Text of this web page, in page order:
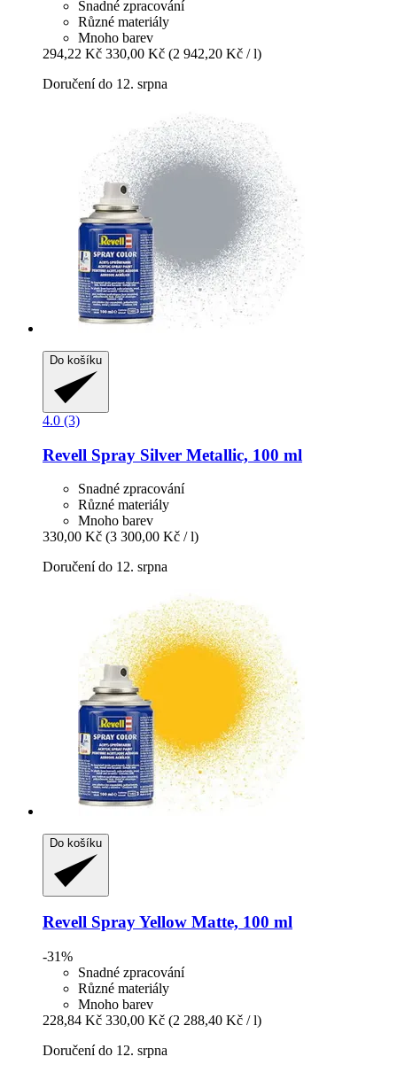
Snadné zpracování
Různé materiály
Mnoho barev
294,22 Kč 330,00 Kč (2 942,20 Kč / l)
Doručení do 12. srpna
Do košíku
4.0 (3)
Revell Spray Silver Metallic, 100 ml
Snadné zpracování
Různé materiály
Mnoho barev
330,00 Kč (3 300,00 Kč / l)
Doručení do 12. srpna
Do košíku
Revell Spray Yellow Matte, 100 ml
-31%
Snadné zpracování
Různé materiály
Mnoho barev
228,84 Kč 330,00 Kč (2 288,40 Kč / l)
Doručení do 12. srpna